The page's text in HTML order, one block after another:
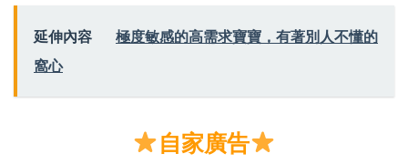
延伸內容
極度敏感的高需求寶寶，有著別人不懂的
窩心
自家廣告